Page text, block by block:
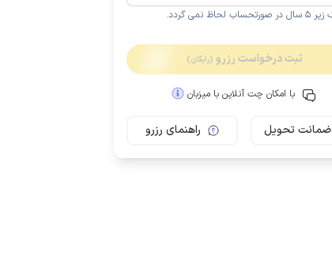
مـمـتــــــاز
ثبت درخواست رزرو (رایگان)
با امکان چت آنلاین با میزبان
ضمانت تحویل راهنمای رزرو